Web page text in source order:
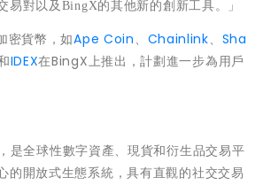
易對以及BingX的其他新的創新工具。」
密貨幣，如Ape Coin 、 Chainlink、 Sha
IDEX在BingX上推出，計劃進一步為用戶
是全球性數字資產、現貨和衍生品交易平
的開放式生態系統，具有直觀的社交交易